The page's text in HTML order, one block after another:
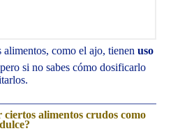
alimentos, como el ajo, tienen uso
si no sabes cómo dosificarlo
ciertos alimentos crudos como